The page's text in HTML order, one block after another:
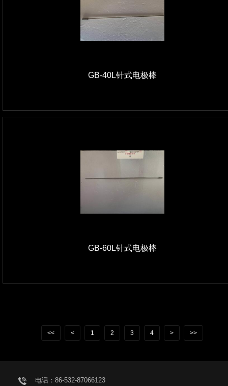
GB-40L针式电极棒
GB-60L针式电极棒
<< < 1 2 3 4 > >>
电话：86-532-87066123